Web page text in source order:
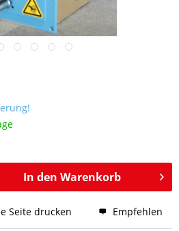
In den Warenkorb
Seite drucken Empfehlen